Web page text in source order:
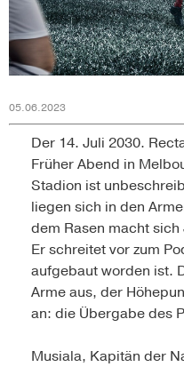
05.06.2023
Der 14. Juli 2030.
Früher Abend in
Stadion ist
liegen sich in den
dem Rasen macht
Er schreitet vor zum
aufgebaut worden ist.
Arme aus, der
an: die Übergabe des
Musiala, Kapitän der